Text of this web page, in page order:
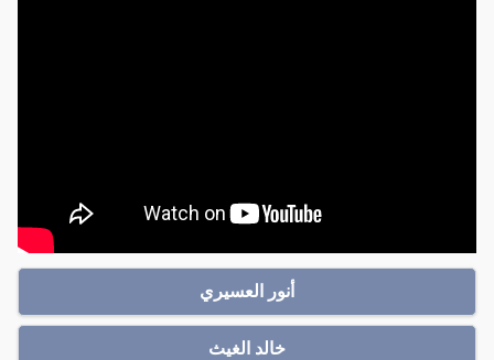
أنور العسيري
خالد الغيث